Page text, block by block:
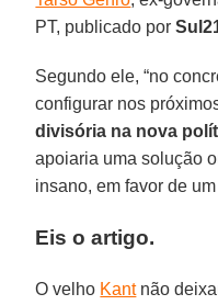
PT, publicado por
Segundo ele, “no
configurar nos
divisória na nova
apoiaria uma solução
insano, em favor de
Eis o artigo.
O velho Kantnão